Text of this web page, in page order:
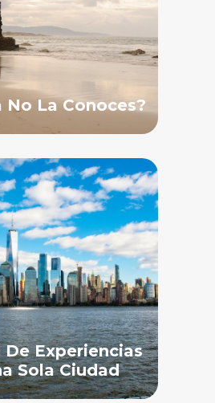
No La Conoces?
Experiencias
Sola Ciudad